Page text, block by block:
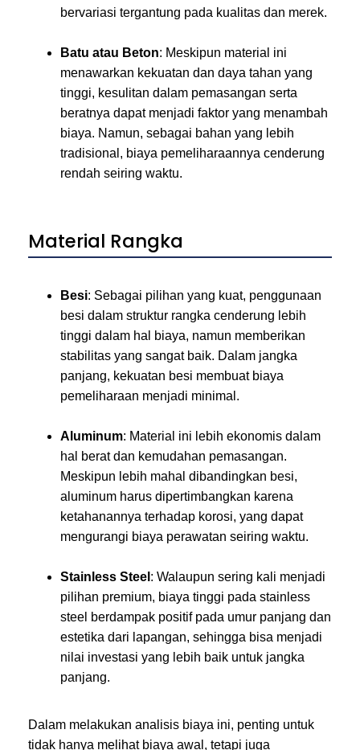
bervariasi tergantung pada kualitas dan merek.
Batu atau Beton: Meskipun material ini
menawarkan kekuatan dan daya tahan yang
tinggi, kesulitan dalam pemasangan serta
beratnya dapat menjadi faktor yang menambah
biaya. Namun, sebagai bahan yang lebih
tradisional, biaya pemeliharaannya cenderung
rendah seiring waktu.
Material Rangka
Besi: Sebagai pilihan yang kuat, penggunaan
besi dalam struktur rangka cenderung lebih
tinggi dalam hal biaya, namun memberikan
stabilitas yang sangat baik. Dalam jangka
panjang, kekuatan besi membuat biaya
pemeliharaan menjadi minimal.
Aluminum: Material ini lebih ekonomis dalam
hal berat dan kemudahan pemasangan.
Meskipun lebih mahal dibandingkan besi,
aluminum harus dipertimbangkan karena
ketahanannya terhadap korosi, yang dapat
mengurangi biaya perawatan seiring waktu.
Stainless Steel : Walaupun sering kali menjadi
pilihan premium, biaya tinggi pada stainless
steel berdampak positif pada umur panjang dan
estetika dari lapangan, sehingga bisa menjadi
nilai investasi yang lebih baik untuk jangka
panjang.
Dalam melakukan analisis biaya ini, penting untuk
tidak hanya melihat biaya awal, tetapi juga